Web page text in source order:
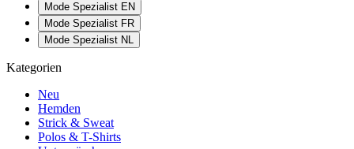
Mode Spezialist EN
Mode Spezialist FR
Mode Spezialist NL
Kategorien
Neu
Hemden
Strick & Sweat
Polos & T-Shirts